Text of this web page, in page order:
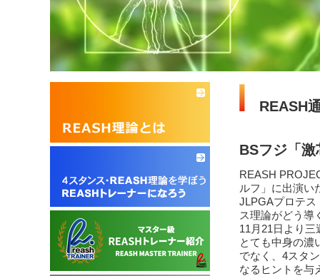
REASH
BSフジ「
REASH
ルフ」に出演い
JLPGAプロテス
ス理論がどう導
11月21日より
とても中身の濃
でなく、4スタ
なるヒントを与